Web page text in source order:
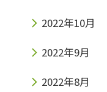
2022年10月
2022年9月
2022年8月